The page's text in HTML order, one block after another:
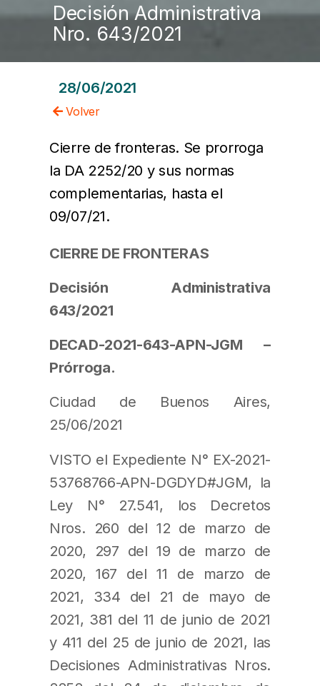
Decisión Administrativa
Nro. 643/2021
28/06/2021
Volver
Cierre de fronteras. Se prorroga
la DA 2252/20 y sus normas
complementarias, hasta el
09/07/21.
CIERRE DE FRONTERAS
Decisión Administrativa
643/2021
DECAD-2021-643-APN-JGM –
Prórroga.
Ciudad de Buenos Aires,
25/06/2021
VISTO el Expediente N° EX-2021-
53768766-APN-DGDYD#JGM, la
Ley N° 27.541, los Decretos
Nros. 260 del 12 de marzo de
2020, 297 del 19 de marzo de
2020, 167 del 11 de marzo de
2021, 334 del 21 de mayo de
2021, 381 del 11 de junio de 2021
y 411 del 25 de junio de 2021, las
Decisiones Administrativas Nros.